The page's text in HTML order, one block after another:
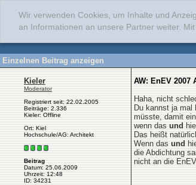
Wir verwenden Cookies, um Inhalte und
an Informationen an unsere Partner weiter.
Einzelnen Beitrag anzeigen
Kieler
Moderator
Registriert seit: 22.02.2005
Beiträge: 2.336
Kieler: Offline
Ort: Kiel
Hochschule/AG: Architekt
Beitrag
Datum: 25.06.2009
Uhrzeit: 12:48
ID: 34231
AW: EnEV 2007
Haha, nicht
Du kannst ja mal
müsste, damit
wenn das und
Das heißt
Wenn das und
die Abdichtung
nicht an die